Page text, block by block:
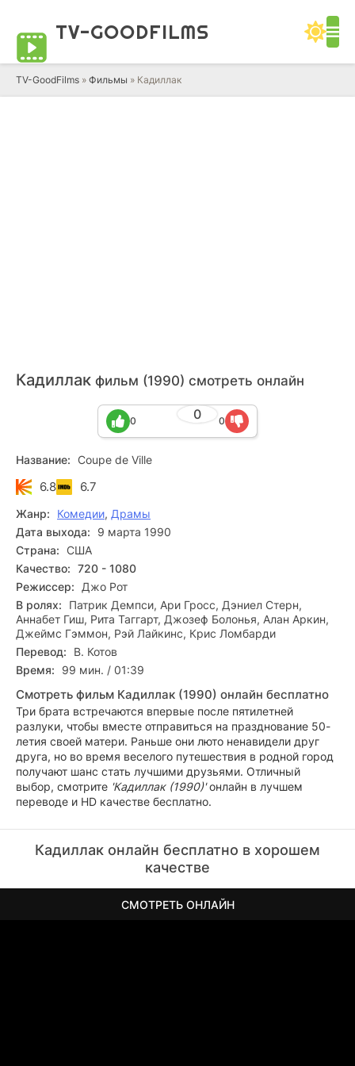
TV-GOODFILMS
TV-GoodFilms » Фильмы » Кадиллак
Кадиллак фильм (1990) смотреть онлайн
0
0 0
Название: Coupe de Ville
6.8 6.7
Жанр: Комедии, Драмы
Дата выхода:
9 марта 1990
Страна: США
Качество: 720 - 1080
Режиссер:
Джо Рот
В ролях:
Патрик Демпси, Ари Гросс, Дэниел Стерн,
Аннабет Гиш, Рита Таггарт, Джозеф Болонья, Алан Аркин,
Джеймс Гэммон, Рэй Лайкинс, Крис Ломбарди
Перевод:
В. Котов
Время:
99 мин. / 01:39
Смотреть фильм Кадиллак (1990) онлайн бесплатно
Три брата встречаются впервые после пятилетней
разлуки, чтобы вместе отправиться на празднование 50-
летия своей матери. Раньше они люто ненавидели друг
друга, но во время веселого путешествия в родной город
получают шанс стать лучшими друзьями. Отличный
выбор, смотрите 'Кадиллак (1990)'онлайн в лучшем
переводе и HD качестве бесплатно.
Кадиллак онлайн бесплатно в хорошем
качестве
СМОТРЕТЬ ОНЛАЙН